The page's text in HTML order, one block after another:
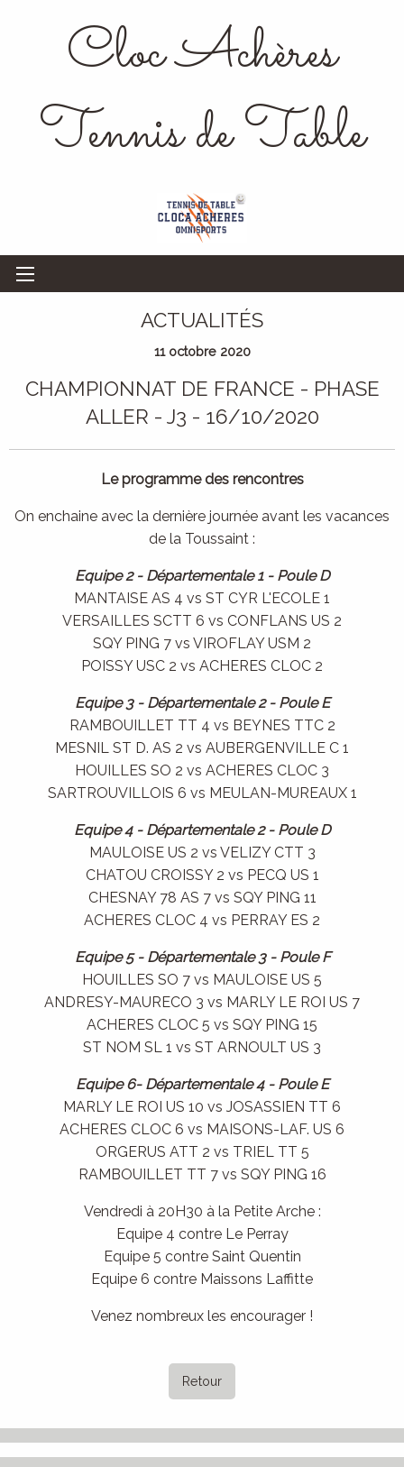
Cloc Achères
Tennis de Table
ACTUALITÉS
11 octobre 2020
CHAMPIONNAT DE FRANCE - PHASE
ALLER - J3 - 16/10/2020
Le programme des rencontres
On enchaine avec la dernière journée avant les vacances
de la Toussaint :
Equipe 2 - Départementale 1 - Poule D
MANTAISE AS 4 vs ST CYR L'ECOLE 1
VERSAILLES SCTT 6 vs CONFLANS US 2
SQY PING 7 vs VIROFLAY USM 2
POISSY USC 2 vs ACHERES CLOC 2
Equipe 3 - Départementale 2 - Poule E
RAMBOUILLET TT 4 vs BEYNES TTC 2
MESNIL ST D. AS 2 vs AUBERGENVILLE C 1
HOUILLES SO 2 vs ACHERES CLOC 3
SARTROUVILLOIS 6 vs MEULAN-MUREAUX 1
Equipe 4 - Départementale 2 - Poule D
MAULOISE US 2 vs VELIZY CTT 3
CHATOU CROISSY 2 vs PECQ US 1
CHESNAY 78 AS 7 vs SQY PING 11
ACHERES CLOC 4 vs PERRAY ES 2
Equipe 5 - Départementale 3 - Poule F
HOUILLES SO 7 vs MAULOISE US 5
ANDRESY-MAURECO 3 vs MARLY LE ROI US 7
ACHERES CLOC 5 vs SQY PING 15
ST NOM SL 1 vs ST ARNOULT US 3
Equipe 6- Départementale 4 - Poule E
MARLY LE ROI US 10 vs JOSASSIEN TT 6
ACHERES CLOC 6 vs MAISONS-LAF. US 6
ORGERUS ATT 2 vs TRIEL TT 5
RAMBOUILLET TT 7 vs SQY PING 16
Vendredi à 20H30 à la Petite Arche :
Equipe 4 contre Le Perray
Equipe 5 contre Saint Quentin
Equipe 6 contre Maissons Laffitte
Venez nombreux les encourager !
Retour